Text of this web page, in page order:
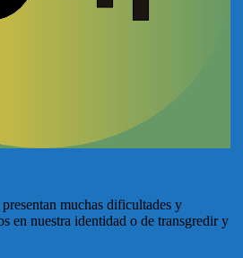
muchas dificultades y
en nuestra identidad o de transgredir y